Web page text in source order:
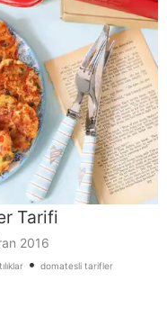
Tarifi
2016
• domatesli tarifler